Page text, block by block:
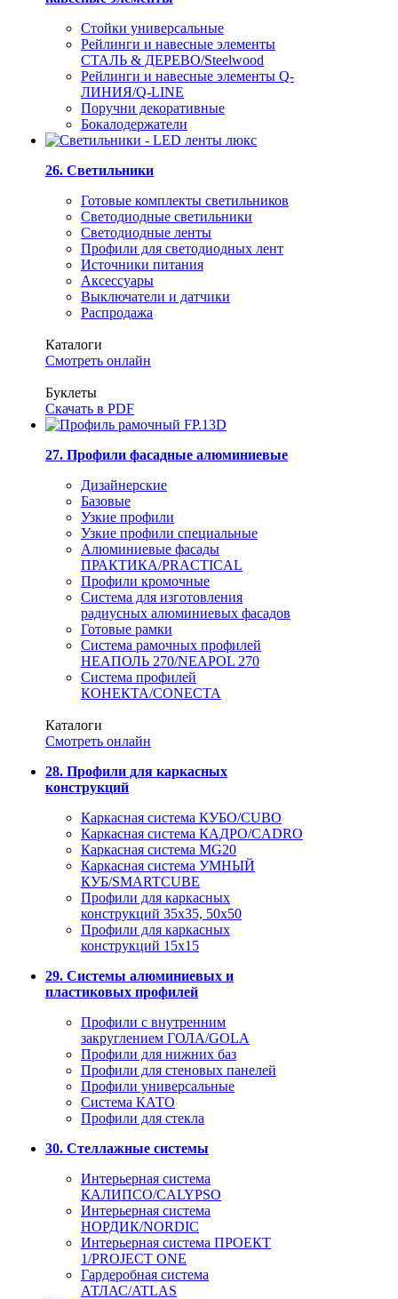
Стойки универсальные
Рейлинги и навесные элементы
СТАЛЬ & ДЕРЕВО/Steelwood
Рейлинги и навесные элементы Q-
ЛИНИЯ/Q-LINE
Поручни декоративные
Бокалодержатели
26. Светильники
Готовые комплекты светильников
Светодиодные светильники
Светодиодные ленты
Профили для светодиодных лент
Источники питания
Аксессуары
Выключатели и датчики
Распродажа
Каталоги
Смотреть онлайн
Буклеты
Скачать в PDF
27. Профили фасадные алюминиевые
Дизайнерские
Базовые
Узкие профили
Узкие профили специальные
Алюминиевые фасады
ПРАКТИКА/PRACTICAL
Профили кромочные
Система для изготовления
радиусных алюминиевых фасадов
Готовые рамки
Система рамочных профилей
НЕАПОЛЬ 270/NEAPOL 270
Система профилей
КОНЕКТА/CONECTA
Каталоги
Смотреть онлайн
28. Профили для каркасных
конструкций
Каркасная система КУБО/CUBO
Каркасная система КАДРО/CADRO
Каркасная система MG20
Каркасная система УМНЫЙ
КУБ/SMARTCUBE
Профили для каркасных
конструкций 35x35, 50x50
Профили для каркасных
конструкций 15х15
29. Системы алюминиевых и
пластиковых профилей
Профили с внутренним
закруглением ГОЛА/GOLA
Профили для нижних баз
Профили для стеновых панелей
Профили универсальные
Система КАТО
Профили для стекла
30. Стеллажные системы
Интерьерная система
КАЛИПСО/CALYPSO
Интерьерная система
НОРДИК/NORDIC
Интерьерная система ПРОЕКТ
1/PROJECT ONE
Гардеробная система
АТЛАС/ATLAS